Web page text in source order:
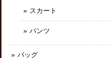
スカート
パンツ
バッグ